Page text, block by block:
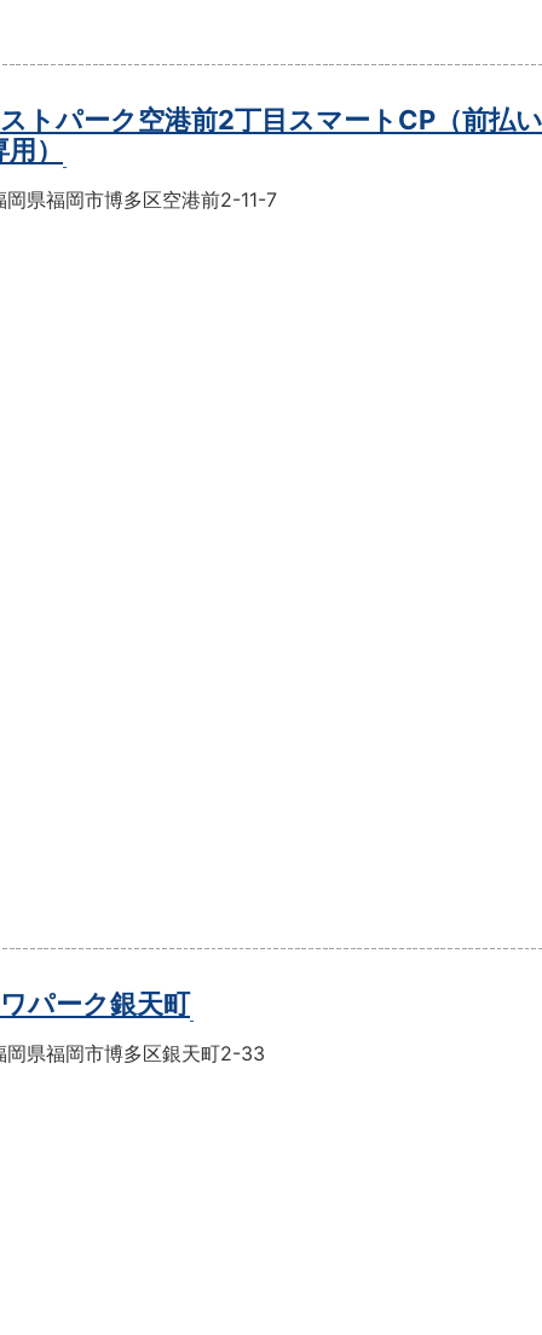
ストパーク空港前2丁目スマートCP（前払
）
岡県福岡市博多区空港前2-11-7
パーク銀天町
岡県福岡市博多区銀天町2-33